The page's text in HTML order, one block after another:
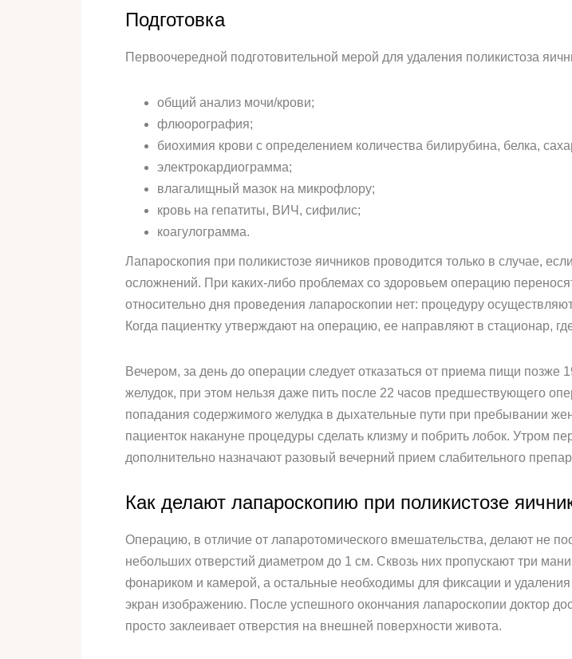
Подготовка­
Первоочередной подготовительной мерой для удаления поликистоза
общий анализ мочи/крови;
флюорография;
биохимия крови с определением количества билирубина, белка,
электрокардиограмма;
влагалищный мазок на микрофлору;
кровь на гепатиты, ВИЧ, сифилис;
коагулограмма.
Лапароскопия при поликистозе яичников проводится только в случае,
осложнений. При каких-либо проблемах со здоровьем операцию
относительно дня проведения лапароскопии нет: процедуру
Когда пациентку утверждают на операцию, ее направляют в стационар,
Вечером, за день до операции следует отказаться от приема пищи
желудок, при этом нельзя даже пить после 22 часов предшествующего
попадания содержимого желудка в дыхательные пути при пребывании
пациенток накануне процедуры сделать клизму и побрить лобок. Утром
дополнительно назначают разовый вечерний прием слабительного
Как делают лапароскопию при поликистозе
Операцию, в отличие от лапаротомического вмешательства, делают не
небольших отверстий диаметром до 1 см. Сквозь них пропускают три
фонариком и камерой, а остальные необходимы для фиксации и
экран изображению. После успешного окончания лапароскопии доктор
просто заклеивает отверстия на внешней поверхности живота.